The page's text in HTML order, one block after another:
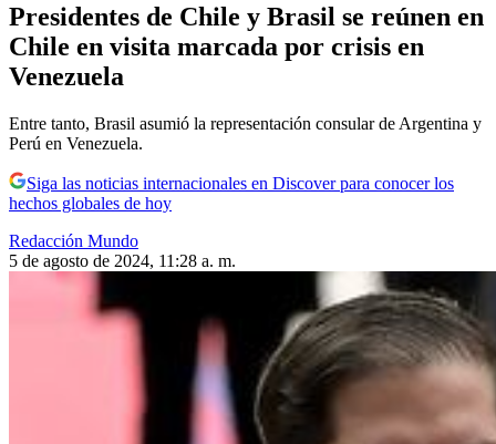
Presidentes de Chile y Brasil se reúnen en
Chile en visita marcada por crisis en
Venezuela
Entre tanto, Brasil asumió la representación consular de Argentina y
Perú en Venezuela.
Siga las noticias internacionales en Discover para conocer los
hechos globales de hoy
Redacción Mundo
5 de agosto de 2024, 11:28 a. m.